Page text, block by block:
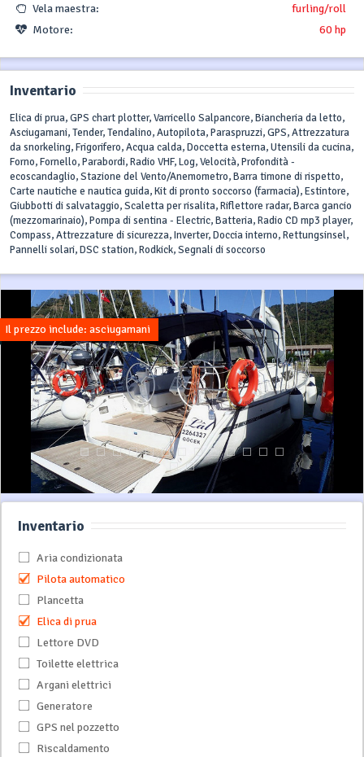
Vela maestra:
furling/roll
Motore:
60 hp
Inventario
Elica di prua, GPS chart plotter, Varricello Salpancore, Biancheria da letto,
Asciugamani, Tender, Tendalino, Autopilota, Paraspruzzi, GPS, Attrezzatura
da snorkeling, Frigorifero, Acqua calda, Doccetta esterna, Utensili da cucina,
Forno, Fornello, Parabordi, Radio VHF, Log, Velocità, Profondità -
ecoscandaglio, Stazione del Vento/Anemometro, Barra timone di rispetto,
Carte nautiche e nautica guida, Kit di pronto soccorso (farmacia), Estintore,
Giubbotti di salvataggio, Scaletta per risalita, Riflettore radar, Barca gancio
(mezzomarinaio), Pompa di sentina - Electric, Batteria, Radio CD mp3 player,
Compass, Attrezzature di sicurezza, Inverter, Doccia interno, Rettungsinsel,
Pannelli solari, DSC station, Rodkick, Segnali di soccorso
Il prezzo include: asciugamani
Inventario
Aria condizionata
Pilota automatico
Plancetta
Elica di prua
Lettore DVD
Toilette elettrica
Argani elettrici
Generatore
GPS nel pozzetto
Riscaldamento